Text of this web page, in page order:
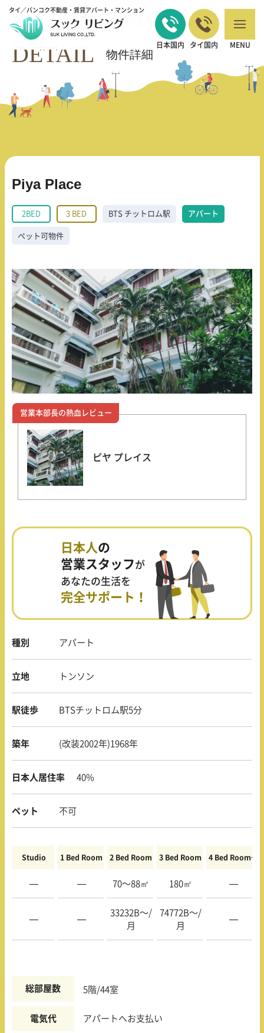
タイ／バンコク不動産・賃貸アパート・マンション
日本国内 タイ国内 MENU
バンコクの不動産・賃貸 TOP > 2BED> Piya Place
DETAIL 物件詳細
Piya Place
2BED 3 BED BTS チットロム駅 アパート
ペット可物件
営業本部長の熱血レビュー
ピヤ プレイス
種別 アパート
立地 トンソン
駅徒歩 BTSチットロム駅5分
築年 (改装2002年)1968年
日本人居住率 40%
ペット 不可
日本人 の
営業スタッフが
あなたの生活を
完全サポート！
Studio 1 Bed Room 2 Bed Room 3 Bed Room 4 Bed Room〜
— — 70〜88㎡ 180㎡ —
— —
33232B〜/
月
74772B〜/
月
—
総部屋数 5階/44室
電気代 アパートへお支払い